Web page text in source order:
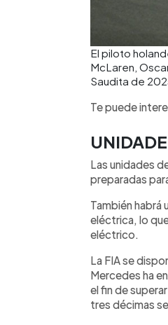
El piloto
McLaren,
Saudita de
Te puede
Las unidades
preparadas
También
eléctrica, lo
eléctrico.
La FIA se
Mercedes ha
el fin de
tres décimas